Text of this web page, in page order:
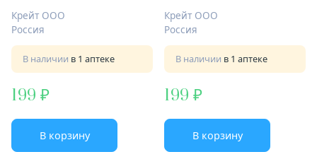
Крейт ООО
Россия
В наличии в 1 аптеке
199
В корзину
Крейт ООО
Россия
В наличии в 1 аптеке
199
В корзину